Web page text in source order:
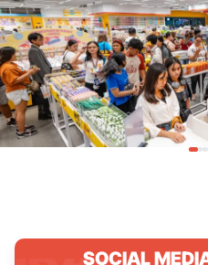
SOCIAL